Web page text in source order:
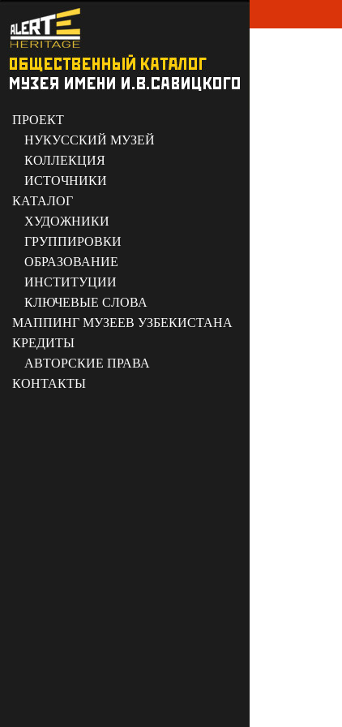
ПРОЕКТ
НУКУССКИЙ МУЗЕЙ
КОЛЛЕКЦИЯ
ИСТОЧНИКИ
КАТАЛОГ
ХУДОЖНИКИ
ГРУППИРОВКИ
ОБРАЗОВАНИЕ
ИНСТИТУЦИИ
КЛЮЧЕВЫЕ СЛОВА
МАППИНГ МУЗЕЕВ УЗБЕКИСТАНА
КРЕДИТЫ
АВТОРСКИЕ ПРАВА
КОНТАКТЫ